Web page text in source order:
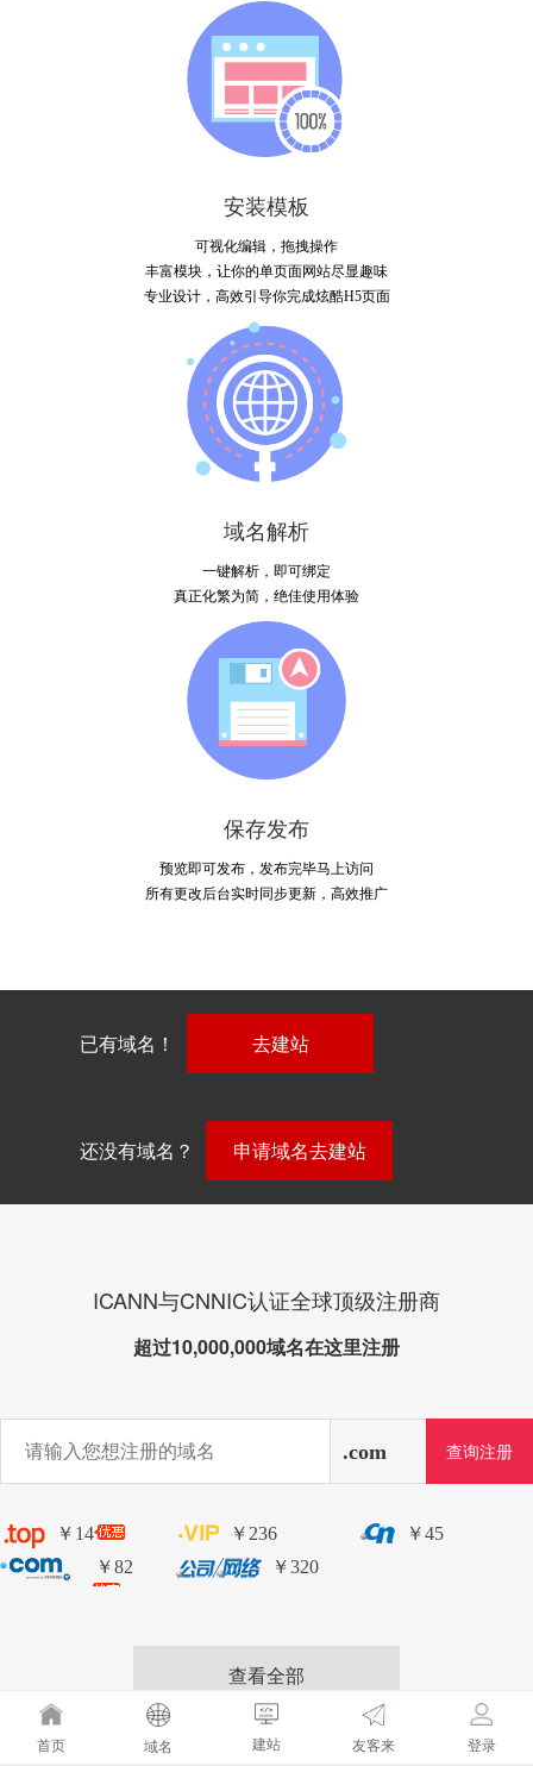
安装模板
可视化编辑，拖拽操作
丰富模块，让你的单页面网站尽显趣味
专业设计，高效引导你完成炫酷H5页面
域名解析
一键解析，即可绑定
真正化繁为简，绝佳使用体验
保存发布
预览即可发布，发布完毕马上访问
所有更改后台实时同步更新，高效推广
已有域名！ 去建站
还没有域名？ 申请域名去建站
ICANN与CNNIC认证全球顶级注册商
超过10,000,000域名在这里注册
￥14 ￥236
￥45
￥82
￥320
查看全部
首页 域名 建站 友客来 登录